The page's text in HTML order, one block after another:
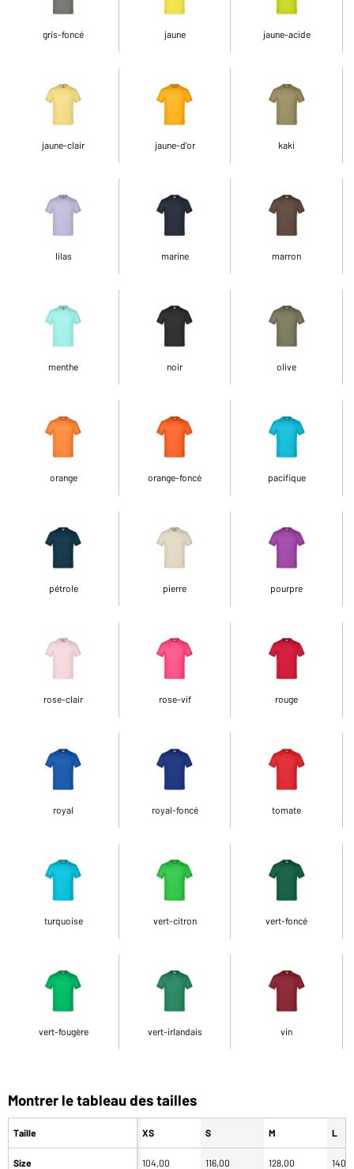
gris-foncé jaune jaune-acide
jaune-clair jaune-d'or kaki
lilas marine marron
menthe noir olive
orange orange-foncé pacifique
pétrole pierre pourpre
rose-clair rose-vif rouge
royal royal-foncé tomate
turquoise vert-citron vert-foncé
vert-fougère vert-irlandais vin
Montrer le tableau des tailles
Taille
Size
XS S M L
104,00 116,00 128,00